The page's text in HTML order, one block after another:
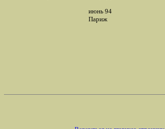
июнь 94
Париж